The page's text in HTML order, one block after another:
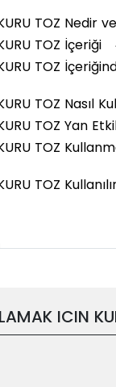
TOZ Nedir
TOZ İçeriği
TOZ
TOZ Nasıl
TOZ Yan
KURU TOZ
TOZ
ICIN